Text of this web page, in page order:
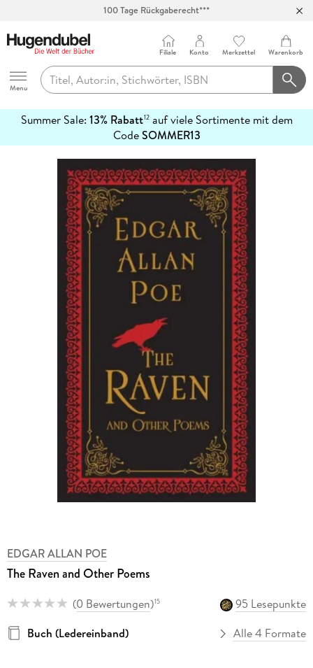
100 Tage Rückgaberecht***
Hugendubel
Menu
Filiale Konto Merkzettel Warenkorb
Summer Sale: 13% Rabatt12auf viele Sortimente mit dem
CodeSOMMER13
erfahren
EDGAR ALLAN POE
The Raven and Other Poems
(0 Bewertungen)15
95 Lesepunkte
Buch (Ledereinband)
Alle 4 Formate